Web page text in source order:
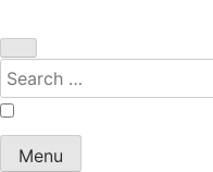
Search
for:
Menu